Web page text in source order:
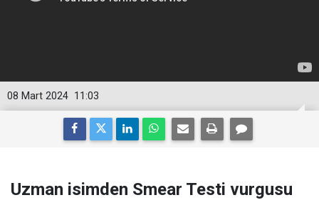
11:03
08 Mart 2024
Uzman isimden Smear Testi vurgusu